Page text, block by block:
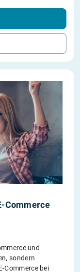
Commerce
und
sondern
Commerce bei